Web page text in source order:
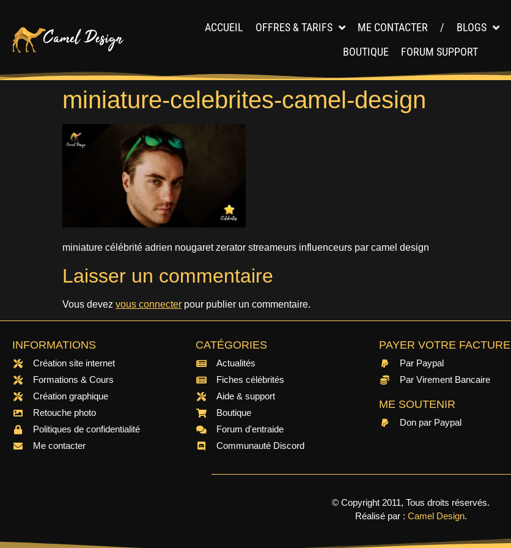
ACCUEIL OFFRES & TARIFS ME CONTACTER / BLOGS
BOUTIQUE
FORUM SUPPORT
miniature-celebrites-camel-design
miniature célébrité adrien nougaret zerator streameurs influenceurs par camel design
Laisser un commentaire
Vous devez vous connecter pour publier un commentaire.
INFORMATIONS
Création site internet
Formations & Cours
Création graphique
Retouche photo
Politiques de confidentialité
Me contacter
CATÉGORIES
Actualités
Fiches célébrités
Aide & support
Boutique
Forum d'entraide
Communauté Discord
PAYER VOTRE FACTURE
Par Paypal
Par Virement Bancaire
ME SOUTENIR
Don par Paypal
© Copyright 2011, Tous droits réservés.
Réalisé par : Camel Design.